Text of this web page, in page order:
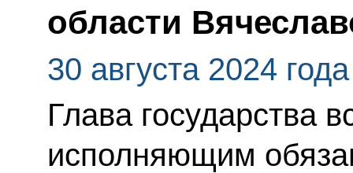
области
30 августа 2024 года
Глава государства
исполняющим